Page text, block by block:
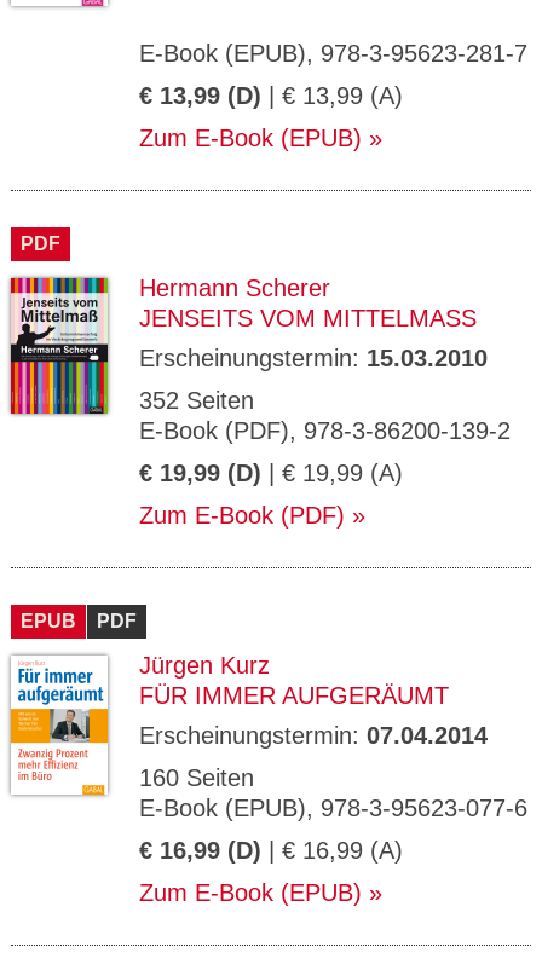
E-Book (EPUB), 978-3-95623-281-7
€ 13,99 (D) | € 13,99 (A)
Zum E-Book (EPUB)
PDF
Hermann Scherer
JENSEITS VOM MITTELMASS
Erscheinungstermin: 15.03.2010
352 Seiten
E-Book (PDF), 978-3-86200-139-2
€ 19,99 (D) | € 19,99 (A)
Zum E-Book (PDF)
EPUB PDF
Jürgen Kurz
FÜR IMMER AUFGERÄUMT
Erscheinungstermin: 07.04.2014
160 Seiten
E-Book (EPUB), 978-3-95623-077-6
€ 16,99 (D) | € 16,99 (A)
Zum E-Book (EPUB)